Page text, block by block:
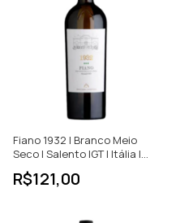
Fiano 1932 | Branco Meio
Seco | Salento IGT | Itália |
R$121,00